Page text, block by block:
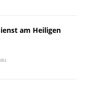
am Heiligen